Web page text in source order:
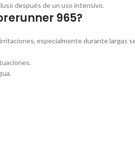
después de un uso intensivo.
965?
especialmente durante largas